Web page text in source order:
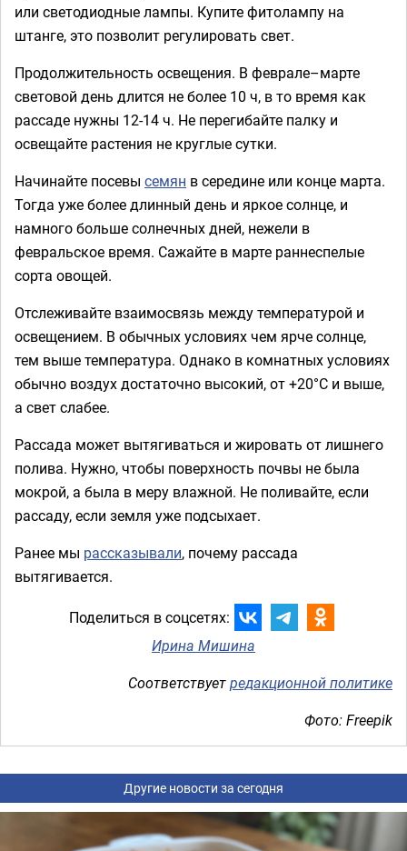
или светодиодные лампы. Купите фитолампу на
штанге, это позволит регулировать свет.
Продолжительность освещения. В феврале–марте
световой день длится не более 10 ч, в то время как
рассаде нужны 12-14 ч. Не перегибайте палку и
освещайте растения не круглые сутки.
Начинайте посевы семян в середине или конце марта.
Тогда уже более длинный день и яркое солнце, и
намного больше солнечных дней, нежели в
февральское время. Сажайте в марте раннеспелые
сорта овощей.
Отслеживайте взаимосвязь между температурой и
освещением. В обычных условиях чем ярче солнце,
тем выше температура. Однако в комнатных условиях
обычно воздух достаточно высокий, от +20°С и выше,
а свет слабее.
Рассада может вытягиваться и жировать от лишнего
полива. Нужно, чтобы поверхность почвы не была
мокрой, а была в меру влажной. Не поливайте, если
рассаду, если земля уже подсыхает.
Ранее мы рассказывали, почему рассада
вытягивается.
Поделиться в соцсетях:
Ирина Мишина
Соответствуетредакционной политике
Фото: Freepik
Другие новости за сегодня